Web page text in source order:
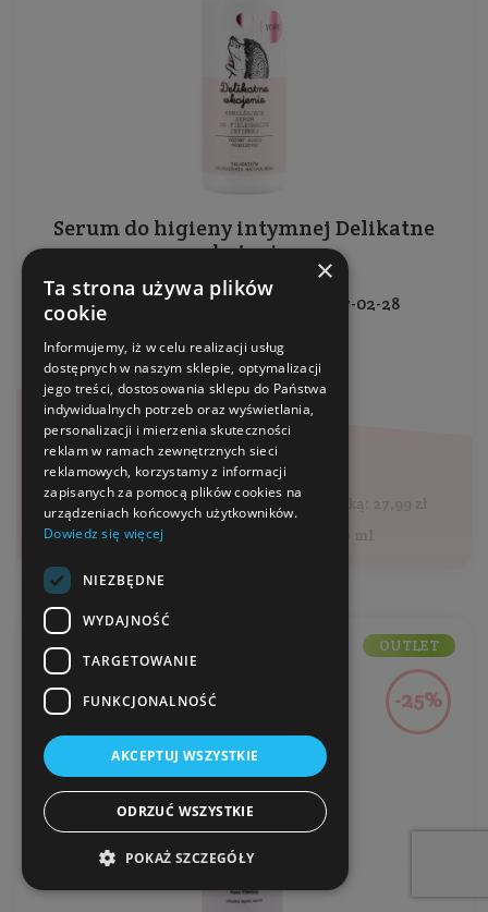
Serum do higieny intymnej Delikatne
ukojenie
Wyprzedaż - data ważności: 2027-02-28
Pojemność: 50 ml
Producent:Yope
20,99 zł
27,99 zł
Najniższa cena z 30 dni przed obniżką: 27,99 zł
Cena jednostkowa: 41,98 zł / 100 ml
OUTLET
-25%
×
Ta strona używa plików
cookie
Informujemy, iż w celu realizacji usług
dostępnych w naszym sklepie, optymalizacji
jego treści, dostosowania sklepu do Państwa
indywidualnych potrzeb oraz wyświetlania,
personalizacji i mierzenia skuteczności
reklam w ramach zewnętrznych sieci
reklamowych, korzystamy z informacji
zapisanych za pomocą plików cookies na
urządzeniach końcowych użytkowników.
Dowiedz się więcej
NIEZBĘDNE
WYDAJNOŚĆ
TARGETOWANIE
FUNKCJONALNOŚĆ
AKCEPTUJ WSZYSTKIE
ODRZUĆ WSZYSTKIE
POKAŻ SZCZEGÓŁY